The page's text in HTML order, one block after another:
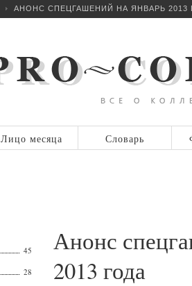
АНОНС СПЕЦГАШЕНИЙ НА ЯНВАРЬ 2013
Лицо месяца Словарь
Анонс
2013 года
45
28